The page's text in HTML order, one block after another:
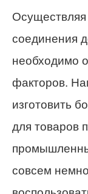
соединения
необходимо
факторов.
изготовить
для товаров
совсем